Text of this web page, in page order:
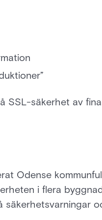
SSL-säkerhet av
Odense
i flera